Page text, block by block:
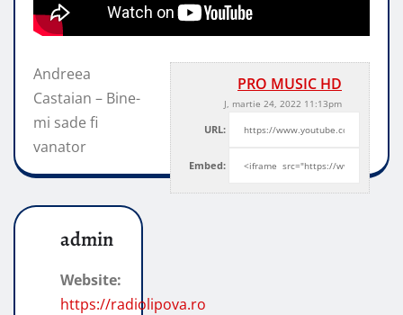
PRO MUSIC HD
J, martie 24, 2022 11:13pm
URL:
Embed:
Andreea
Castaian – Bine-
mi sade fi
vanator
admin
Website:
https://radiolipova.ro